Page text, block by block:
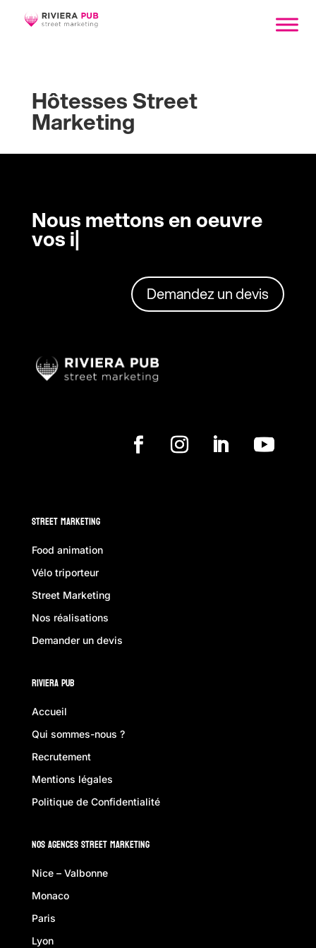
Hôtesses Street
Marketing
Nous mettons en oeuvre
vos i|
Demandez un devis
Street Marketing
Food animation
Vélo triporteur
Street Marketing
Nos réalisations
Demander un devis
Riviera Pub
Accueil
Qui sommes-nous ?
Recrutement
Mentions légales
Politique de Confidentialité
Nos Agences Street Marketing
Nice – Valbonne
Monaco
Paris
Lyon